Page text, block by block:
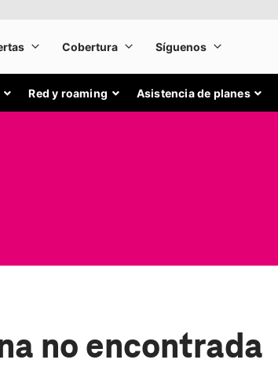
Red y roaming Asistencia de planes